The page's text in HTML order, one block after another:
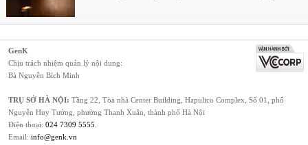
GenK
Chịu trách nhiệm quản lý nội dung:
Bà Nguyễn Bích Minh
TRỤ SỞ HÀ NỘI: Tầng 22, Tòa nhà Center Building, Hapulico Complex, Số 01, phố
Nguyễn Huy Tưởng, phường Thanh Xuân, thành phố Hà Nội
Điện thoại: 024 7309 5555
Email: info@genk.vn